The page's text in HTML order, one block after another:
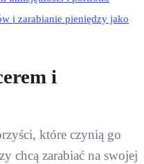
i zarabianie pieniędzy jako
i
które czynią go
chcą zarabiać na swojej